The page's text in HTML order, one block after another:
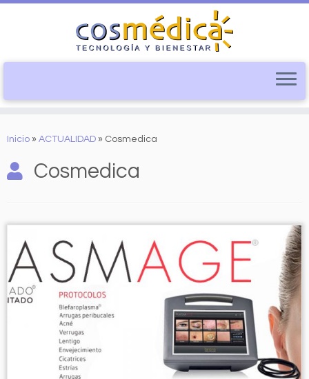
Inicio » ACTUALIDAD » Cosmedica
Cosmedica